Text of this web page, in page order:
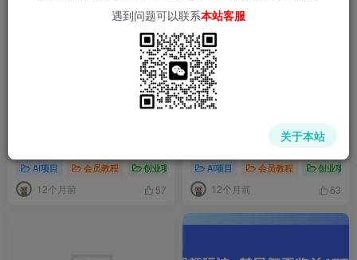
单 AI项目 会员教程 创业项目 AI赚钱法则 爆粉引流项目
12个月前 57
2025蓝海新赛道 已挣9k+ 小
白可做 全程AI 操作简单
AI项目 会员教程 创业项目
12个月前 63
遇到问题可以联系本站客服
关于本站